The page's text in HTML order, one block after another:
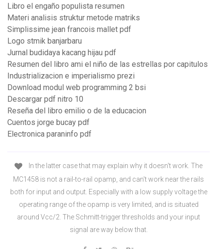
Libro el engaño populista resumen
Materi analisis struktur metode matriks
Simplissime jean francois mallet pdf
Logo stmik banjarbaru
Jurnal budidaya kacang hijau pdf
Resumen del libro ami el niño de las estrellas por capitulos
Industrializacion e imperialismo prezi
Download modul web programming 2 bsi
Descargar pdf nitro 10
Reseña del libro emilio o de la educacion
Cuentos jorge bucay pdf
Electronica paraninfo pdf
In the latter case that may explain why it doesn't work. The
MC1458 is not a rail-to-rail opamp, and can't work near the rails
both for input and output. Especially with a low supply voltage the
operating range of the opamp is very limited, and is situated
around Vcc/2. The Schmitt-trigger thresholds and your input
signal are way below that.